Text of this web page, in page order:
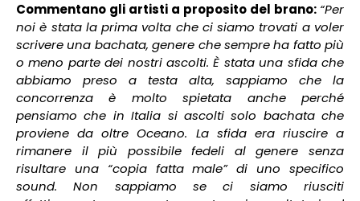
Commentano gli artisti a proposito del brano: “Per
noi è stata la prima volta che ci siamo trovati a voler
scrivere una bachata, genere che sempre ha fatto più
o meno parte dei nostri ascolti. È stata una sfida che
abbiamo preso a testa alta, sappiamo che la
concorrenza è molto spietata anche perché
pensiamo che in Italia si ascolti solo bachata che
proviene da oltre Oceano. La sfida era riuscire a
rimanere il più possibile fedeli al genere senza
risultare una “copia fatta male” di uno specifico
sound. Non sappiamo se ci siamo riusciti